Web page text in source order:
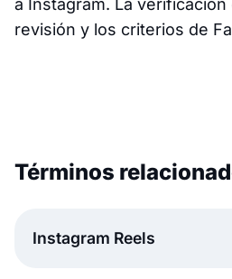
revisión y los criterios de
Términos
Instagram Reels